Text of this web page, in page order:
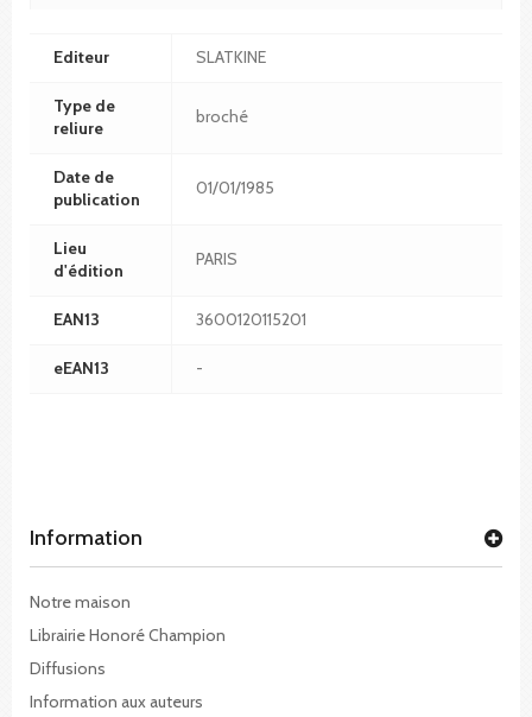
Editeur SLATKINE
Type de
reliure
broché
Date de
publication
01/01/1985
Lieu
d'édition
PARIS
EAN13 3600120115201
eEAN13 -
Information
Notre maison
Librairie Honoré Champion
Diffusions
Information aux auteurs